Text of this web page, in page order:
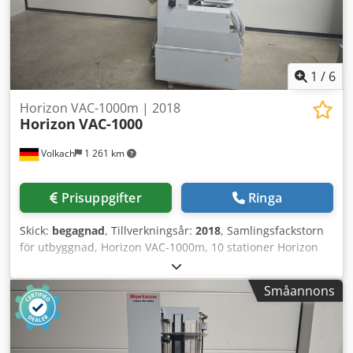
1 / 6
Volkach 1 261 km
Horizon VAC-1000m | 2018
Horizon VAC-1000
Prisuppgifter Ringa
Skick: begagnad, Tillverkningsår: 2018, Samlingsfackstorn
för utbyggnad, Horizon VAC-1000m, 10 stationer Horizon
VAC-1000m-tornet är en expansionsmodul för VAC-1000-
systemet och används för att öka kapaciteten hos
samlingsmaskinerna. Till skillnad från VAC-1000a-tornet
har VAC-1000m ingen egen display och är uteslutande
avsett för utbyggnad. Särskilda egenskaper - Antal
stationer: 10 - Modulärt utbyggbart: VAC-1000m kan
Småannons